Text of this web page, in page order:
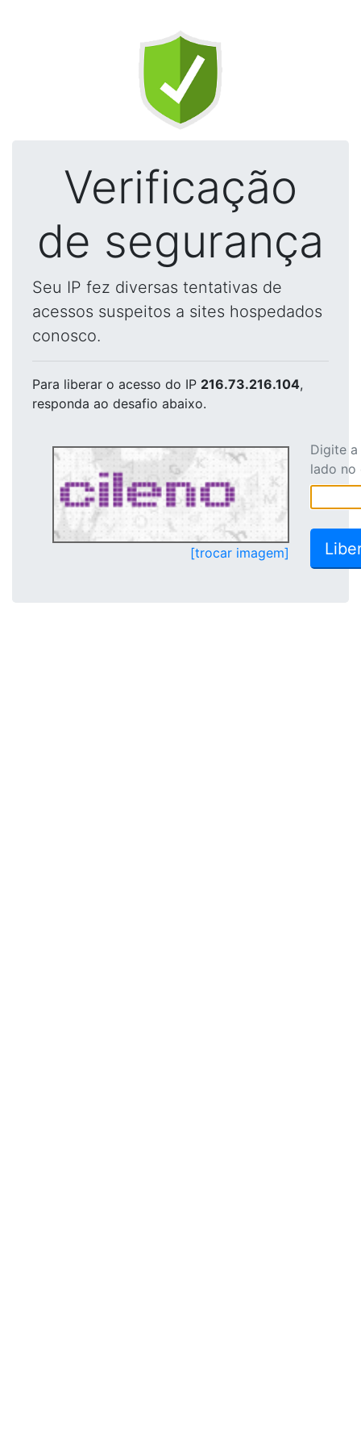
Verificação
de segurança
Seu IP fez diversas tentativas de
acessos suspeitos a sites hospedados
conosco.
Para liberar o acesso do IP 216.73.216.104,
responda ao desafio abaixo.
[trocar imagem]
Digite
lado no